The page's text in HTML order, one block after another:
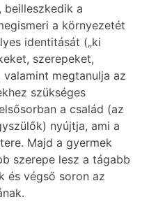
beilleszkedik a
a környezetét
identitását („ki
szerepeket,
megtanulja az
szükséges
a család (az
nyújtja, ami a
Majd a gyermek
szerepe lesz a tágabb
és végső soron az